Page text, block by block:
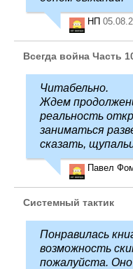
НП
Всегда война Часть
Читабельно.
Ждем
реальность
заниматься
сказать,
Павел
Системный тактик
Понравилась
возможность
пожалуйста. Оно